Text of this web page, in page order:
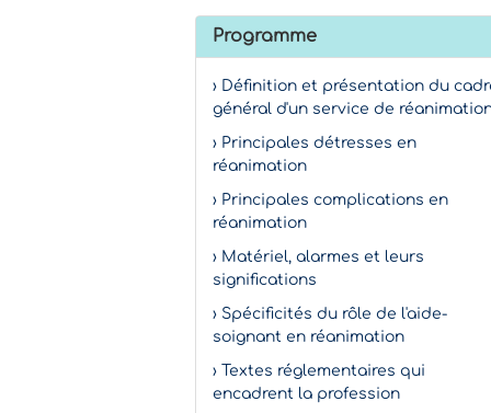
Programme
› Définition et présentation du
général d'un service de
› Principales détresses en
réanimation
› Principales complications en
réanimation
› Matériel, alarmes et leurs
significations
› Spécificités du rôle de l'aide-
soignant en réanimation
› Textes réglementaires qui
encadrent la profession